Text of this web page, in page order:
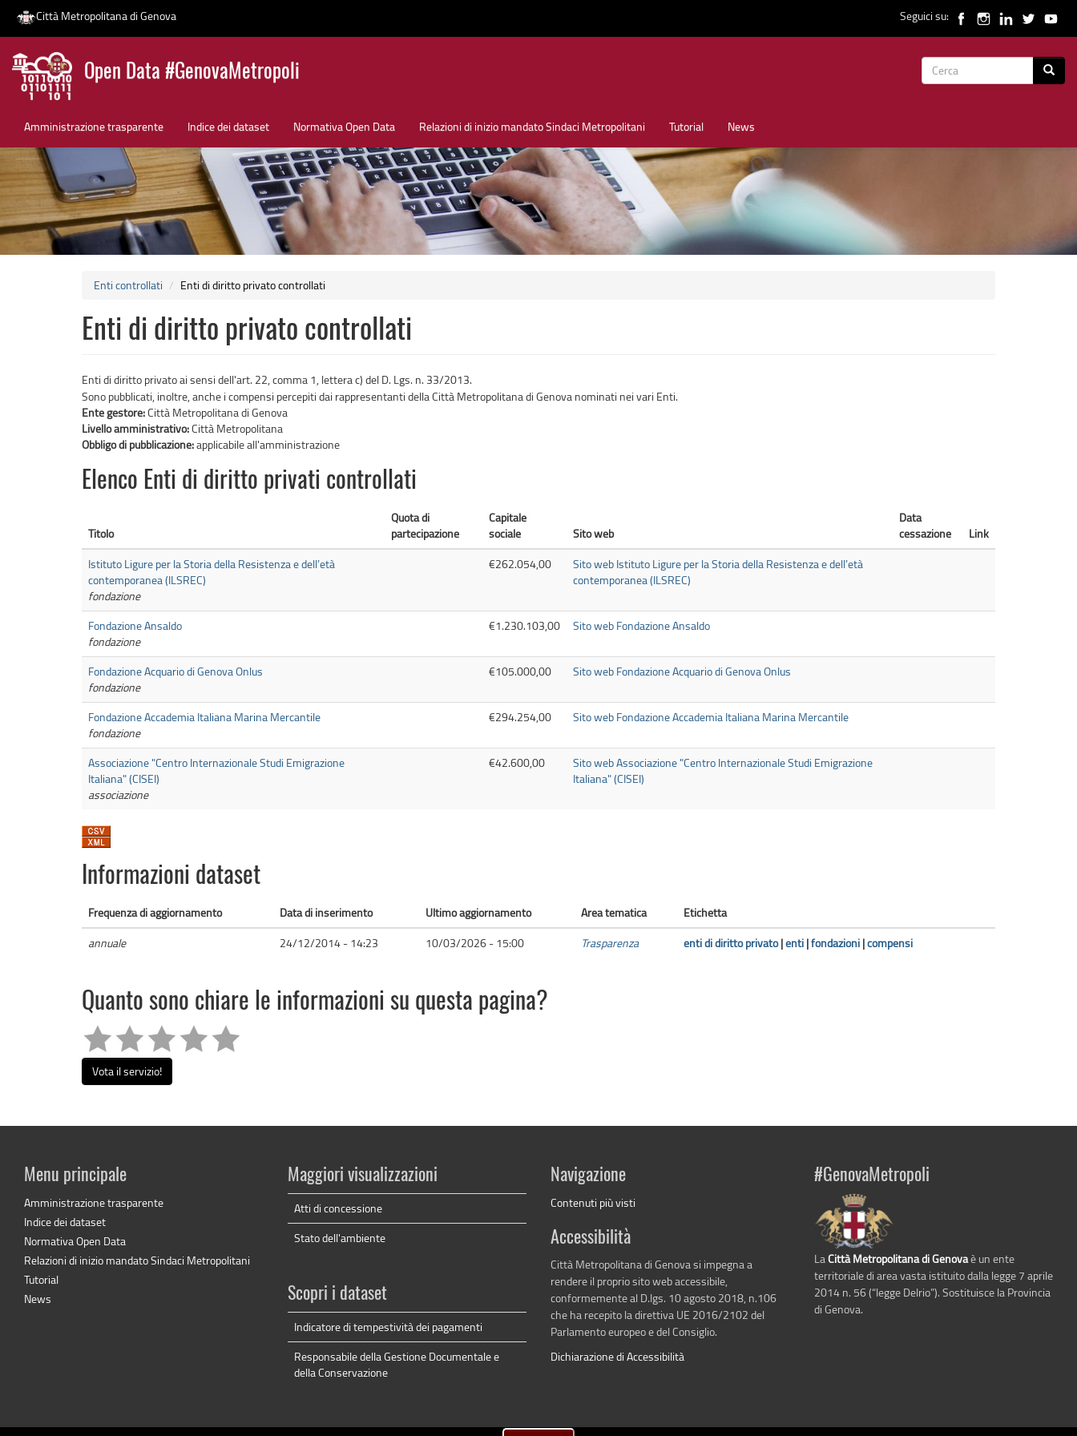
Salta
contenuto
Città Metropolitana di Genova Seguici su:
Open Data #GenovaMetropoli
Form
Amministrazione trasparente Indice dei dataset Normativa Open Data Relazioni di inizio mandato Sindaci Metropolitani Tutorial News
News
Enti controllati Enti di diritto privato controllati
Enti di diritto privato controllati
Enti di diritto privato ai sensi dell'art. 22, comma 1, lettera c) del D. Lgs. n. 33/2013.
Sono pubblicati, inoltre, anche i compensi percepiti dai rappresentanti della Città Metropolitana di Genova nominati nei vari Enti.
Ente gestore:Città Metropolitana di Genova
Livello amministrativo:Città Metropolitana
Obbligo di pubblicazione:applicabile all'amministrazione
Elenco Enti di diritto privati controllati
Titolo
Quota di
partecipazione
Capitale
sociale
Sito web
Data
cessazione
Link
Istituto Ligure per la Storia della Resistenza e dell’età
contemporanea (ILSREC)
fondazione
€262.054,00
Sito web Istituto Ligure per la Storia della Resistenza e dell’età
contemporanea (ILSREC)
Fondazione Ansaldo
fondazione
€1.230.103,00 Sito web Fondazione Ansaldo
Fondazione Acquario di Genova Onlus
fondazione
€105.000,00 Sito web Fondazione Acquario di Genova Onlus
Fondazione Accademia Italiana Marina Mercantile
fondazione
€294.254,00 Sito web Fondazione Accademia Italiana Marina Mercantile
Associazione "Centro Internazionale Studi Emigrazione
Italiana" (CISEI)
associazione
€42.600,00
Sito web Associazione "Centro Internazionale Studi Emigrazione
Italiana" (CISEI)
Informazioni dataset
Frequenza di aggiornamento Data di inserimento Ultimo aggiornamento Area tematica
Etichetta
annuale
24/12/2014 - 14:23 10/03/2026 - 15:00 Trasparenza enti di diritto privato|enti |fondazioni |compensi
Quanto sono chiare le informazioni su questa pagina?
Vota il servizio!
Menu principale
Amministrazione trasparente
Indice dei dataset
Normativa Open Data
Relazioni di inizio mandato Sindaci Metropolitani
Tutorial
News
Maggiori visualizzazioni
Atti di concessione
Stato dell'ambiente
Scopri i dataset
Indicatore di tempestività dei pagamenti
Responsabile della Gestione Documentale e
della Conservazione
Navigazione
Contenuti più visti
Accessibilità
Città Metropolitana di Genova si impegna a
rendere il proprio sito web accessibile,
conformemente al D.lgs. 10 agosto 2018, n.106
che ha recepito la direttiva UE 2016/2102 del
Parlamento europeo e del Consiglio.
Dichiarazione di Accessibilità
#GenovaMetropoli
La Città Metropolitana di Genovaè un ente
territoriale di area vasta istituito dalla legge 7 aprile
2014 n. 56 (“legge Delrio”). Sostituisce la Provincia
di Genova.